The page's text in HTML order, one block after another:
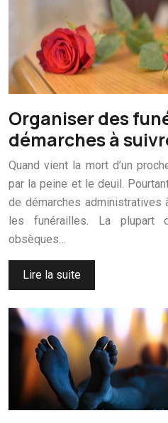
Organiser des
démarches à
Quand vient la mort d’un
par la peine et le deuil.
de démarches administratives
les funérailles. La plupart
obsèques…
Lire la suite